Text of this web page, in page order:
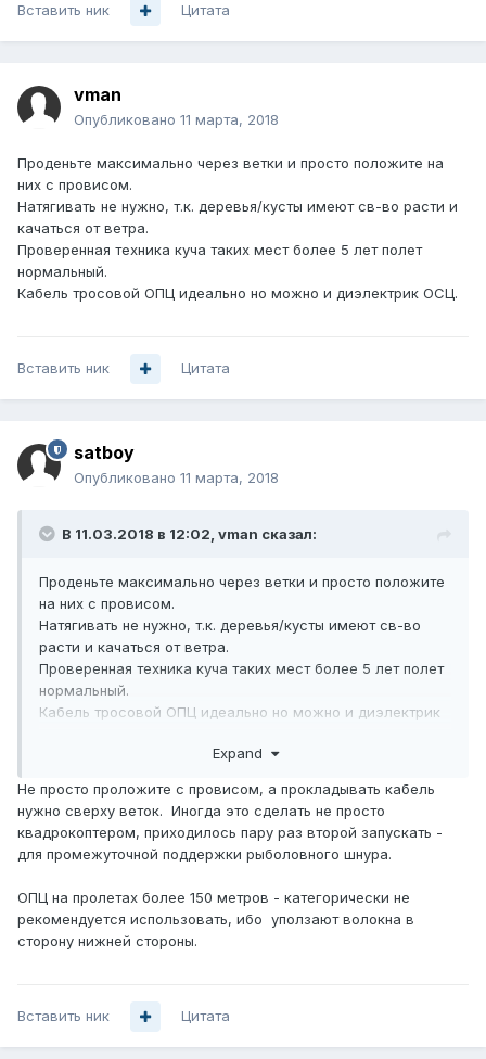
Вставить ник Цитата
vman
Опубликовано 11 марта, 2018
Проденьте максимально через ветки и просто положите на
них с провисом.
Натягивать не нужно, т.к. деревья/кусты имеют св-во расти и
качаться от ветра.
Проверенная техника куча таких мест более 5 лет полет
нормальный.
Кабель тросовой ОПЦ идеально но можно и диэлектрик ОСЦ.
Вставить ник Цитата
satboy
Опубликовано 11 марта, 2018
В 11.03.2018 в 12:02, vman сказал:
Проденьте максимально через ветки и просто положите
на них с провисом.
Натягивать не нужно, т.к. деревья/кусты имеют св-во
расти и качаться от ветра.
Проверенная техника куча таких мест более 5 лет полет
нормальный.
Кабель тросовой ОПЦ идеально но можно и диэлектрик
Expand
Не просто проложите с провисом, а прокладывать кабель
нужно сверху веток. Иногда это сделать не просто
квадрокоптером, приходилось пару раз второй запускать -
для промежуточной поддержки рыболовного шнура.
ОПЦ на пролетах более 150 метров - категорически не
рекомендуется использовать, ибо уползают волокна в
сторону нижней стороны.
Вставить ник Цитата